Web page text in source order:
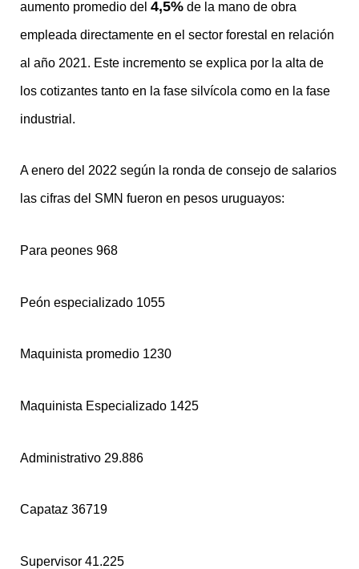
aumento promedio del 4,5% de la mano de obra
empleada directamente en el sector forestal en relación
al año 2021. Este incremento se explica por la alta de
los cotizantes tanto en la fase silvícola como en la fase
industrial.
A enero del 2022 según la ronda de consejo de salarios
las cifras del SMN fueron en pesos uruguayos:
Para peones 968
Peón especializado 1055
Maquinista promedio 1230
Maquinista Especializado 1425
Administrativo 29.886
Capataz 36719
Supervisor 41.225